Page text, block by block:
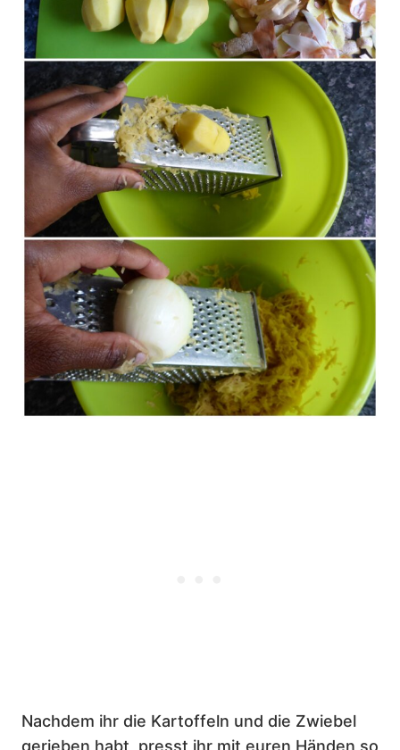
Nachdem ihr die Kartoffeln und die Zwiebel
gerieben habt, presst ihr mit euren Händen so